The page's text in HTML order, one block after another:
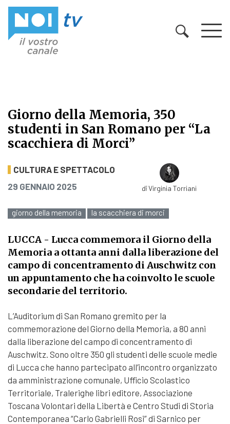
Giorno della Memoria, 350
studenti in San Romano per “La
scacchiera di Morci”
Giorno della Memoria, 350
CULTURA E SPETTACOLO
PUBBLICATO IL
29 GENNAIO 2025 diVirginia Torriani
giorno della memoria la scacchiera di morci
LUCCA - Lucca commemora il Giorno della
Memoria a ottanta anni dalla liberazione del
campo di concentramento di Auschwitz con
un appuntamento che ha coinvolto le scuole
secondarie del territorio.
L’Auditorium di San Romano gremito per la
commemorazione del Giorno della Memoria, a 80 anni
dalla liberazione del campo di concentramento di
Auschwitz. Sono oltre 350 gli studenti delle scuole medie
di Lucca che hanno partecipato all’incontro organizzato
da amministrazione comunale, Ufficio Scolastico
Territoriale, Tralerighe libri editore, Associazione
Toscana Volontari della Libertà e Centro Studi di Storia
Contemporanea “Carlo Gabrielli Rosi” di Sarnico per